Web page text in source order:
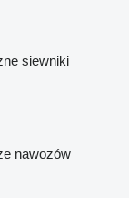
siewniki
nawozów